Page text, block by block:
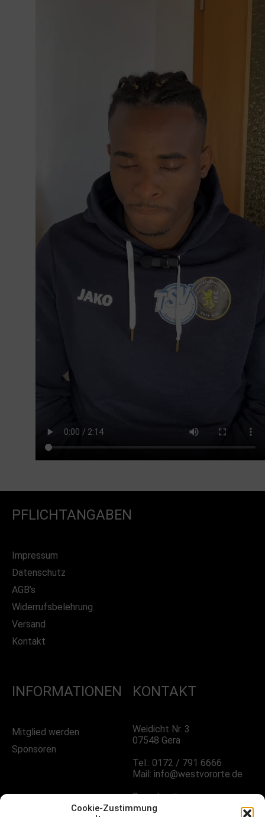
Cookie-Zustimmung
PFLICHTANGABEN
Impressum
Datenschutz
AGB’s
Widerrufsbelehrung
Versand
Kontakt
INFORMATIONEN
Mitglied werden
Sponsoren
KONTAKT
Weidicht Nr. 3
07548 Gera
Tel.: 0172 / 791 6666
Mail: info@westvororte.de
Sprechzeiten:
Nach Vereinbarung